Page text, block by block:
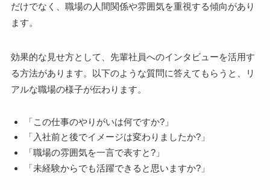
だけでなく、職場の人間関係や雰囲気を重視する傾向があり
ます。
効果的な見せ方として、先輩社員へのインタビューを活用す
る方法があります。以下のような質問に答えてもらうと、リ
アルな職場の様子が伝わります。
「この仕事のやりがいは何ですか?」
「入社前と後でイメージは変わりましたか?」
「職場の雰囲気を一言で表すと?」
「未経験からでも活躍できると思いますか?」